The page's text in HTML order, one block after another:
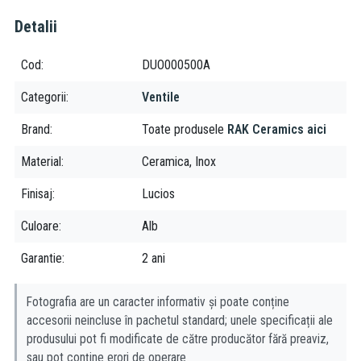
Detalii
Cod DUO000500A
Categorii Ventile
Brand Toate produsele RAK Ceramics aici
Material Ceramica, Inox
Finisaj Lucios
Culoare Alb
Garantie 2 ani
Fotografia are un caracter informativ și poate conține
accesorii neincluse în pachetul standard; unele specificații ale
produsului pot fi modificate de către producător fără preaviz,
sau pot conține erori de operare